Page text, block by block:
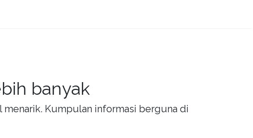
banyak
Kumpulan informasi berguna di